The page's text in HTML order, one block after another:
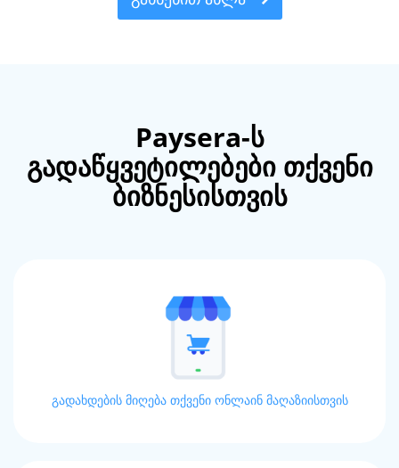
Paysera-ს
გადაწყვეტილებები თქვენი
ბიზნესისთვის
გადახდების მიღება თქვენი ონლაინ მაღაზიისთვის